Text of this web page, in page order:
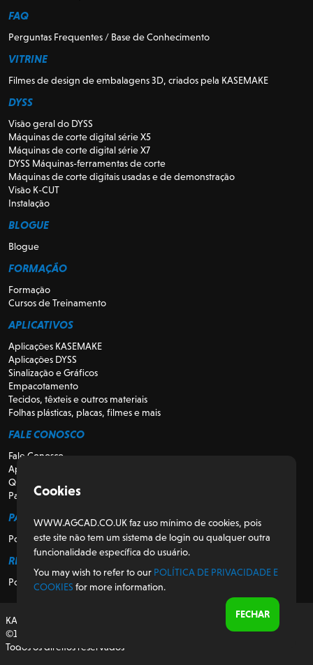
FAQ
Perguntas Frequentes / Base de Conhecimento
VITRINE
Filmes de design de embalagens 3D, criados pela KASEMAKE
DYSS
Visão geral do DYSS
Máquinas de corte digital série X5
Máquinas de corte digital série X7
DYSS Máquinas-ferramentas de corte
Máquinas de corte digitais usadas e de demonstração
Visão K-CUT
Instalação
BLOGUE
Blogue
FORMAÇÃO
Formação
Cursos de Treinamento
APLICATIVOS
Aplicações KASEMAKE
Aplicações DYSS
Sinalização e Gráficos
Empacotamento
Tecidos, têxteis e outros materiais
Folhas plásticas, placas, filmes e mais
FALE CONOSCO
Fale Conosco
Apoio
Quem somos
Para Revendedores
PARA CLIENTES
Portal do Cliente
REGULATÓRIO
Política de Privacidade e Cookies
KASEMAKE, projetado e desenvolvido no Reino Unido
©1987-2026 AG/CAD Limited
Todos os direitos reservados
Cookies
WWW.AGCAD.CO.UK faz uso mínimo de cookies, pois
este site não tem um sistema de login ou qualquer outra
funcionalidade específica do usuário.
You may wish to refer to our POLÍTICA DE PRIVACIDADE E
COOKIES for more information.
FECHAR